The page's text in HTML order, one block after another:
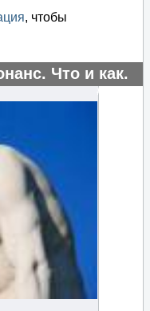
, чтобы
Что и как.
#16214